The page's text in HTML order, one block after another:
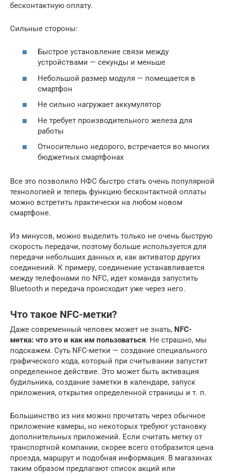
бесконтактную оплату.
Сильные стороны:
Быстрое установление связи между
устройствами — секунды и меньше
Небольшой размер модуля — помещается в
смартфон
Не сильно нагружает аккумулятор
Не требует производительного железа для
работы
Относительно недорого, встречается во многих
бюджетных смартфонах
Все это позволило НФС быстро стать очень популярной
технологией и теперь функцию бесконтактной оплаты
можно встретить практически на любом новом
смартфоне.
Из минусов, можно выделить только не очень быструю
скорость передачи, поэтому больше используется для
передачи небольших данных и, как активатор других
соединений. К примеру, соединение устанавливается
между телефонами по NFC, идет команда запустить
Bluetooth и передача происходит уже через него.
Что такое NFC-метки?
Даже современный человек может не знать, NFC-
метка: что это и как им пользоваться. Не страшно, мы
подскажем. Суть NFC-метки — создание специального
графического кода, который при считывании запустит
определенное действие. Это может быть активация
будильника, создание заметки в календаре, запуск
приложения, открытия определенной страницы и т. п.
Большинство из них можно прочитать через обычное
приложение камеры, но некоторых требуют установку
дополнительных приложений. Если считать метку от
транспортной компании, скорее всего отобразится цена
проезда, маршрут и подобная информация. В магазинах
таким образом предлагают список акций или